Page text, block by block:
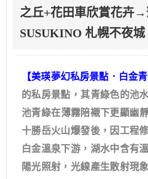
之丘+花田車欣賞花卉
SUSUKINO 札幌不夜城
【美瑛夢幻私房景點．白金青
的私房景點，其青綠色的池
池青綠在薄霧陪襯下更顯幽
十勝岳火山爆發後，因工程
白金溫泉下游，湖水中含有
陽光照射，光線產生散射現